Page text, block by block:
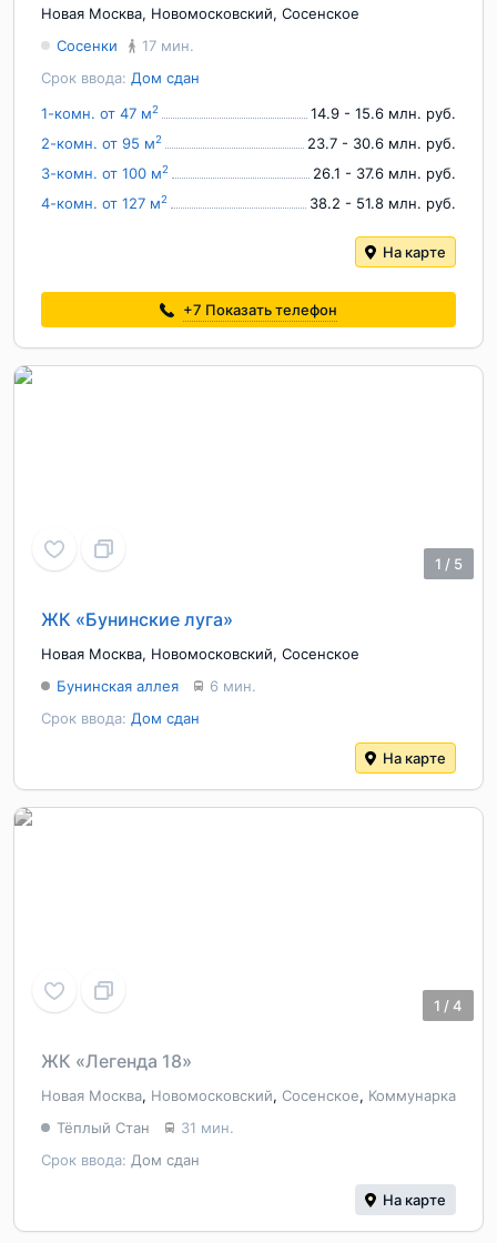
Новая Москва, Новомосковский, Сосенское
Срок ввода: Дом сдан
Сосенки 17 мин.
1-комн. от 47 м2
14.9 - 15.6 млн. руб.
2-комн. от 95 м2
23.7 - 30.6 млн. руб.
3-комн. от 100 м2
26.1 - 37.6 млн. руб.
4-комн. от 127 м2 38.2 - 51.8 млн. руб.
На карте
+7 Показать телефон
1 / 5
ЖК «Бунинские луга»
Новая Москва, Новомосковский, Сосенское
Срок ввода: Дом сдан
Бунинская аллея 6 мин.
На карте
1 /4
ЖК «Легенда 18»
Новая Москва, Новомосковский, Сосенское, Коммунарка
Срок ввода: Дом сдан
Тёплый Стан 31 мин.
На карте